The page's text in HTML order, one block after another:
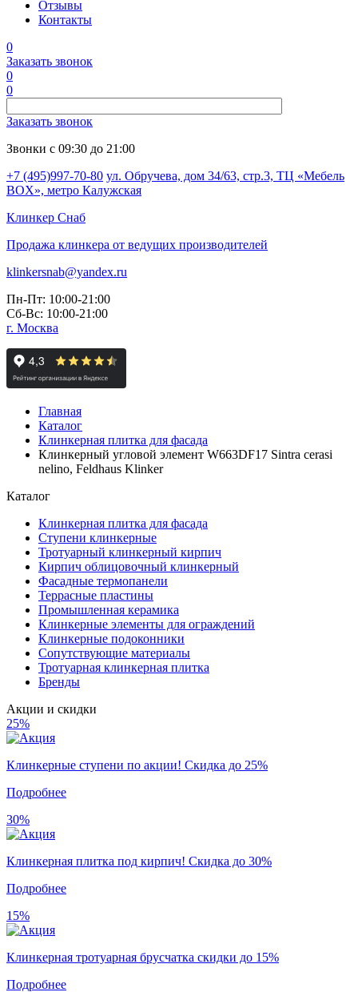
Отзывы
Контакты
0
Заказать звонок
0
0
Заказать звонок
Звонки с 09:30 до 21:00
+7 (495)997-70-80 ул. Обручева, дом 34/63, стр.3, ТЦ «Мебель
BOX», метро Калужская
Клинкер Снаб
Продажа клинкера от ведущих производителей
klinkersnab@yandex.ru
Пн-Пт: 10:00-21:00
Сб-Вс: 10:00-21:00
г. Москва
Главная
Каталог
Клинкерная плитка для фасада
Клинкерный угловой элемент W663DF17 Sintra cerasi
nelino, Feldhaus Klinker
Каталог
Клинкерная плитка для фасада
Ступени клинкерные
Тротуарный клинкерный кирпич
Кирпич облицовочный клинкерный
Фасадные термопанели
Террасные пластины
Промышленная керамика
Клинкерные элементы для ограждений
Клинкерные подоконники
Сопутствующие материалы
Тротуарная клинкерная плитка
Бренды
Акции и скидки
25%
Клинкерные ступени по акции! Скидка до 25%
Подробнее
30%
Клинкерная плитка под кирпич! Скидка до 30%
Подробнее
15%
Клинкерная тротуарная брусчатка скидки до 15%
Подробнее